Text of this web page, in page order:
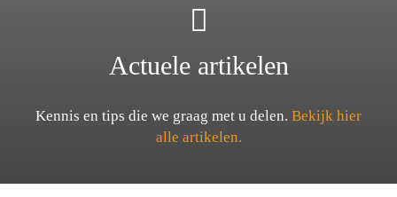
Actuele artikelen
Kennis en tips die we graag met u delen. Bekijk hier
alle artikelen.